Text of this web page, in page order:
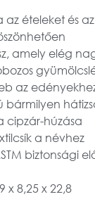
az ételeket és
amely elég
az
bármilyen
cipzár-húzása
a névhez
biztonsági
x 8,25 x 22,8